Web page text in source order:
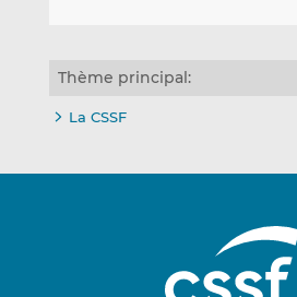
Thème principal:
La CSSF